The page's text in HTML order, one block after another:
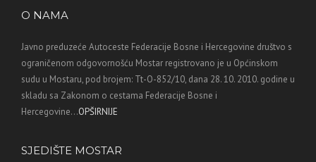
O NAMA
Javno preduzeće Autoceste Federacije Bosne i Hercegovine društvo s
ograničenom odgovornošću Mostar registrovano je u Općinskom
sudu u Mostaru, pod brojem: Tt-O-852/10, dana 28. 10. 2010. godine u
skladu sa Zakonom o cestama Federacije Bosne i
Hercegovine...OPŠIRNIJE
SJEDIŠTE MOSTAR